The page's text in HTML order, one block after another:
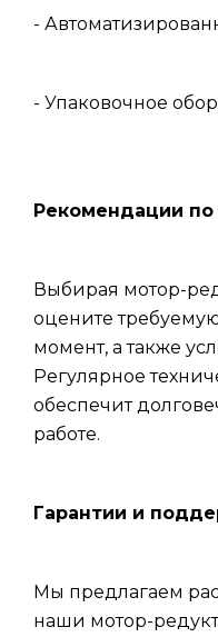
-
- Упаковочное
Рекомендации по
Выбирая мотор-
оцените
момент, а также
Регулярное
обеспечит
работе.
Гарантии и
Мы предлагаем
наши мотор-